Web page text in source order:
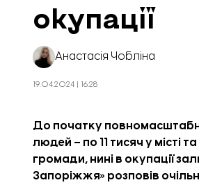
окупації
Анастасія Чобліна
19.04.2024 | 16:28
До початку
людей – по 11 тисяч у місті
громади, нині в окупації
Запоріжжя» розповів